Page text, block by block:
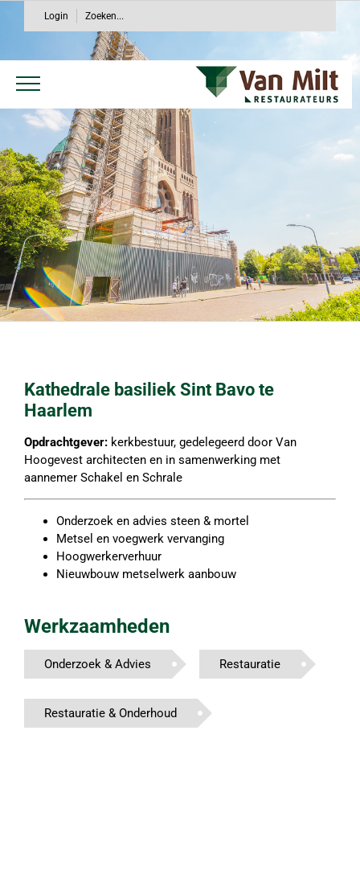
Login Zoeken...
Kathedrale basiliek Sint Bavo te
Haarlem
Opdrachtgever: kerkbestuur, gedelegeerd door Van
Hoogevest architecten en in samenwerking met
aannemer Schakel en Schrale
Onderzoek en advies steen & mortel
Metsel en voegwerk vervanging
Hoogwerkerverhuur
Nieuwbouw metselwerk aanbouw
Werkzaamheden
Onderzoek & Advies Restauratie
Restauratie & Onderhoud